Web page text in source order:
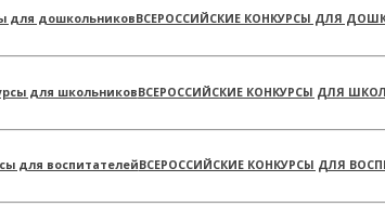
ВСЕРОССИЙСКИЕ КОНКУРСЫ ДЛЯ
ВСЕРОССИЙСКИЕ КОНКУРСЫ ДЛЯ
ВСЕРОССИЙСКИЕ КОНКУРСЫ ДЛЯ